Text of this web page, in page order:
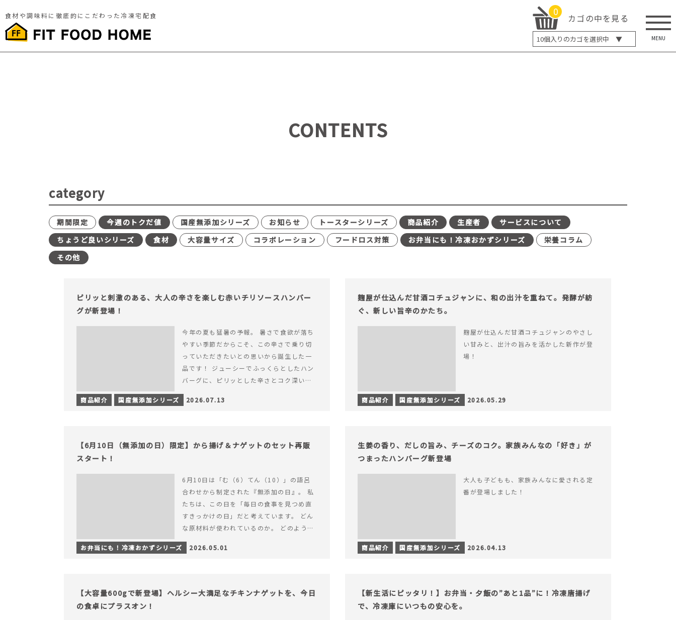
食材や調味料に徹底的にこだわった冷凍宅配食 0
カゴの中を見る
10個入りのカゴを選択中 ▼
5個入り
MENU
CONTENTS
category
期間限定 今週のトクだ値 国産無添加シリーズ お知らせ トースターシリーズ 商品紹介 生産者
サービスについて
ちょうど良いシリーズ
食材 大容量サイズ コラボレーション フードロス対策 お弁当にも！冷凍おかずシリーズ
栄養コラム
その他
ピリッと刺激のある、大人の辛さを楽しむ赤いチリソースハンバー
グが新登場！
今年の夏も猛暑の予報。 暑さで食欲が落ち
やすい季節だからこそ、この辛さで乗り切
っていただきたいとの思いから誕生した一
品です！ ジューシーでふっくらとしたハン
バーグに、ピリッとした辛さとコク深い旨
みが楽しめる特製チリソース&hellip; 続き
を読む ピリッと刺激のある、大人の辛さを
商品紹介 国産無添加シリーズ 2026.07.13
麹屋が仕込んだ甘酒コチュジャンに、和の出汁を重ねて。発酵が紡
ぐ、新しい旨辛のかたち。
麹屋が仕込んだ甘酒コチュジャンのやさし
い甘みと、出汁の旨みを活かした新作が登
場！
商品紹介 国産無添加シリーズ 2026.05.29
【6月10日（無添加の日）限定】から揚げ＆ナゲットのセット再販
スタート！
6月10日は「む（6）てん（10）」の語呂
合わせから制定された『無添加の日』。 私
たちは、この日を「毎日の食事を見つめ直
すきっかけの日」だと考えています。 どん
な原材料が使われているのか。 どのように
つくられているのか。&hellip; 続きを読む
【6月10日（無添加の日）限定】から揚げ
お弁当にも！冷凍おかずシリーズ 2026.05.01
生姜の香り、だしの旨み、チーズのコク。家族みんなの「好き」が
つまったハンバーグ新登場
大人も子どもも、家族みんなに愛される定
番が登場しました！
商品紹介 国産無添加シリーズ 2026.04.13
【大容量600gで新登場】ヘルシー大満足なチキンナゲットを、今日
の食卓にプラスオン！
【新生活にピッタリ！】お弁当・夕飯の”あと1品”に！冷凍唐揚げ
で、冷凍庫にいつもの安心を。